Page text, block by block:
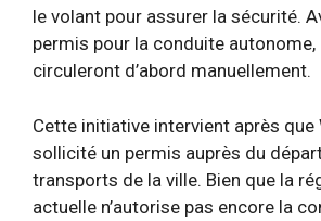
le volant pour assurer la sécurité.
permis pour la conduite autonome,
circuleront d’abord manuellement.
Cette initiative intervient après que
sollicité un permis auprès du
transports de la ville. Bien que la
actuelle n’autorise pas encore la